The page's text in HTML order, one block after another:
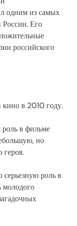
одним из самых
России. Его
российского
в 2010 году.
роль в фильме
но
героя.
роль в
молодого